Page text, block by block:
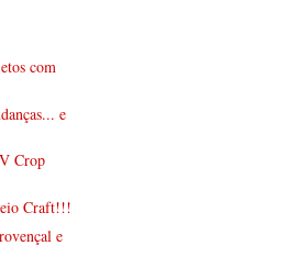
com
e
Crop
Craft!!!
e